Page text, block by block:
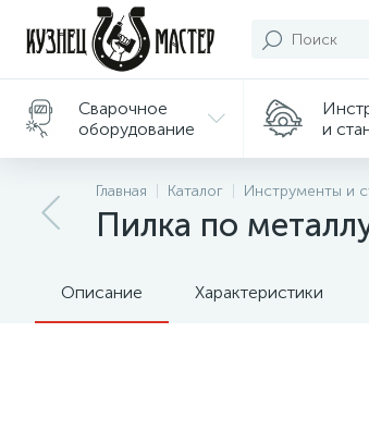
Сварочное
оборудование
и
Подарки/
Сувениры
Главная Каталог Инструменты и
Пилка по
Описание Характеристики